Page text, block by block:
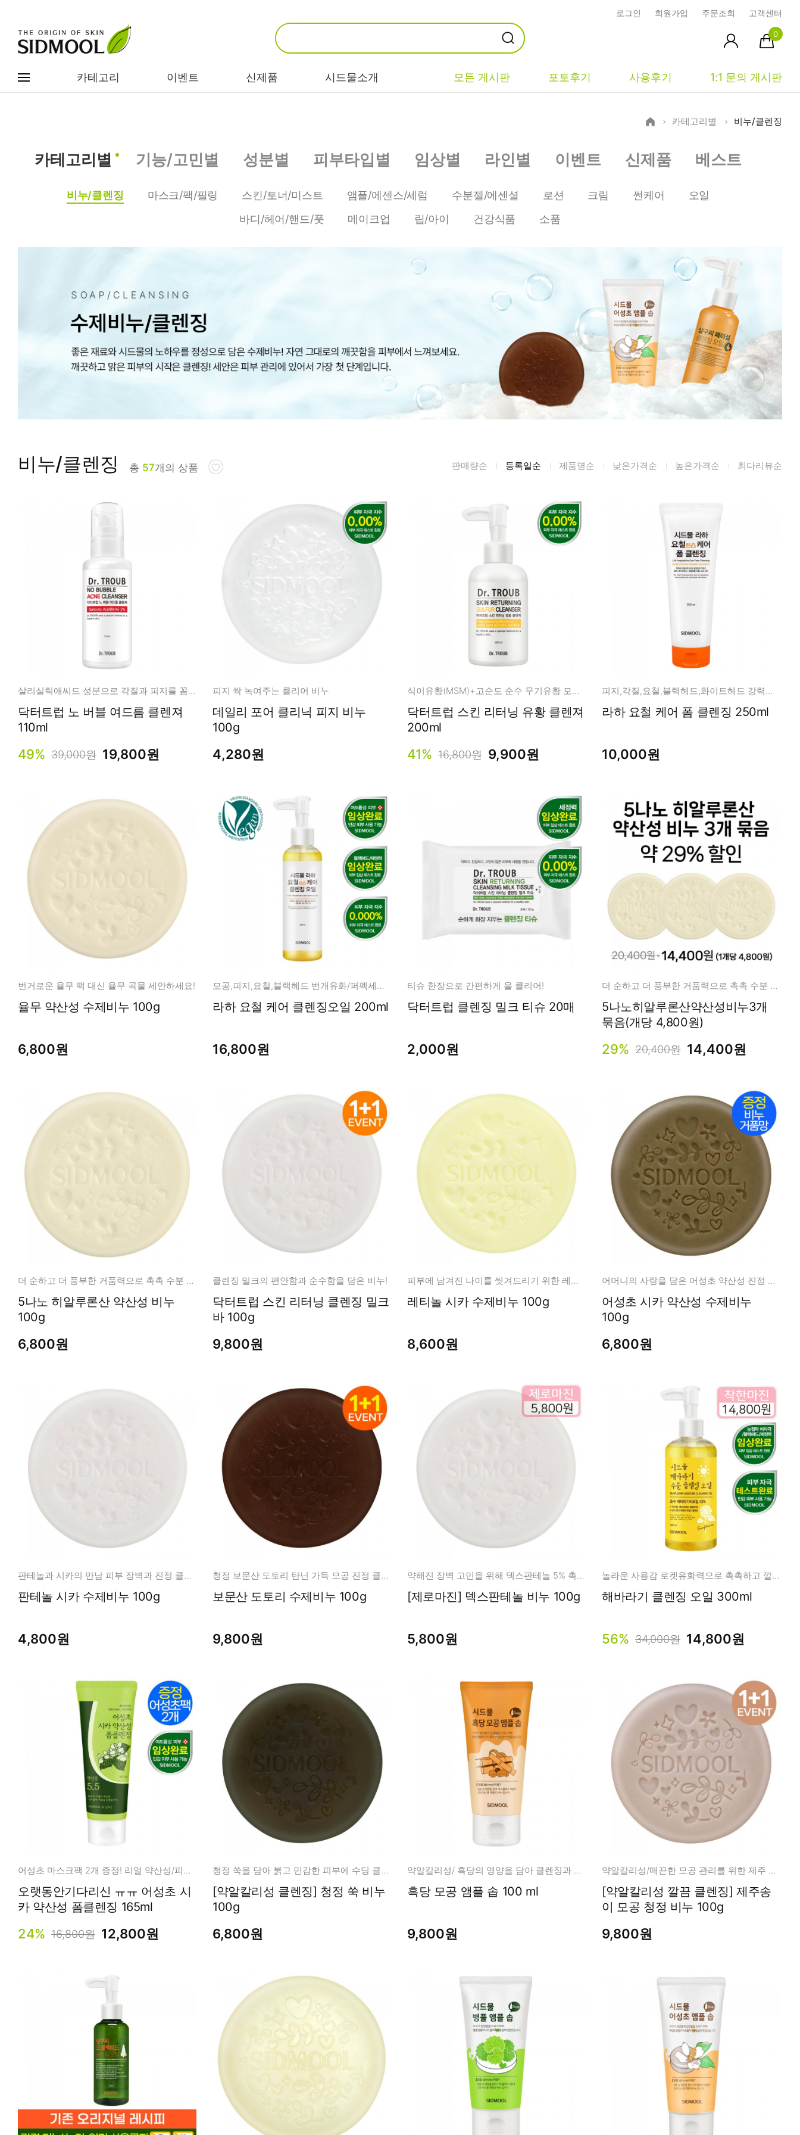
로그인 회원가입 주문조회 고객센터
0
카테고리 이벤트 신제품 시드물소개 모든 게시판 포토후기 사용후기 1:1 문의 게시판
카테고리별
기능/고민별
베스트
이벤트
비누/클렌징
마스크/팩/필링
스킨/토너/미스
트
앰플/에센스/세
썬케어
오일
트러블/시카
민감/건조/속당
미백/화이트닝/
안티에이징/주
장벽케어
무기자차
탈모케어
청소년
남성화장품
내츄럴99
EGF/FGF/IGF
콜라겐
히알루론산
어성초
아하/바하/파하/
라하
징크
세라마이드
글루타치온
트라넥사믹
피디알엔
중성
지성
시사모
상품문의
미생물&방사능
텍스트 사용후기
포토사용 후기
성분사전
해외배송문의
시드물 매니아
카테고리별 비누/클렌징
카테고리별 기능/고민별 성분별 피부타입별 임상별 라인별 이벤트 신제품 베스트
비누/클렌징 마스크/팩/필링 스킨/토너/미스트 앰플/에센스/세럼 수분젤/에센셜 로션 크림 썬케어
오일
바디/헤어/핸드/풋
메이크업 립/아이 건강식품 소품
비누/클렌징 총 57개의 상품 판매량순 등록일순 제품명순 낮은가격순 높은가격순 최다리뷰순
살리실릭애씨드 성분으로 각질과 피지를 꼼꼼히 정돈!
닥터트럽 노 버블 여드름 클렌져
110ml
49% 39,000원 19,800원
피지 싹 녹여주는 클리어 비누
데일리 포어 클리닉 피지 비누
100g
4,280원
식이유황(MSM)+고순도 순수 무기유황 모공 클렌져
닥터트럽 스킨 리터닝 유황 클렌져
200ml
41% 16,800원 9,900원
피지,각질,요철,블랙헤드,화이트헤드 강력하게 올킬!
라하 요철 케어 폼 클렌징 250ml
10,000원
번거로운 율무 팩 대신 율무 곡물 세안하세요!
율무 약산성 수제비누 100g
6,800원
모공,피지,요철,블랙헤드 번개유화/퍼펙세정/데일리사용
라하 요철 케어 클렌징오일 200ml
16,800원
티슈 한장으로 간편하게 올 클리어!
닥터트럽 클렌징 밀크 티슈 20매
2,000원
더 순하고 더 풍부한 거품력으로 촉촉 수분 영양 클렌징!
5나노히알루론산약산성비누3개
묶음(개당 4,800원)
29% 20,400원 14,400원
더 순하고 더 풍부한 거품력으로 촉촉 수분 영양 클렌징!
5나노 히알루론산 약산성 비누
100g
6,800원
클렌징 밀크의 편안함과 순수함을 담은 비누!
닥터트럽 스킨 리터닝 클렌징 밀크
바 100g
9,800원
피부에 남겨진 나이를 씻겨드리기 위한 레티놀시카 비누
레티놀 시카 수제비누 100g
8,600원
어머니의 사랑을 담은 어성초 약산성 진정 클렌징!
어성초 시카 약산성 수제비누
100g
6,800원
판테놀과 시카의 만남 피부 장벽과 진정 클렌징 케어!
판테놀 시카 수제비누 100g
4,800원
청정 보문산 도토리 탄닌 가득 모공 진정 클렌징
보문산 도토리 수제비누 100g
9,800원
약해진 장벽 고민을 위해 덱스판테놀 5% 촉촉 클렌징
[제로마진] 덱스판테놀 비누 100g
5,800원
놀라운 사용감 로켓유화력으로 촉촉하고 깔끔한 클렌징!
해바라기 클렌징 오일 300ml
56% 34,000원 14,800원
어성초 마스크팩 2개 증정! 리얼 약산성/피지/진정/모공
오랫동안기다리신 ㅠㅠ 어성초 시
카 약산성 폼클렌징 165ml
24% 16,800원 12,800원
청정 쑥을 담아 붉고 민감한 피부에 수딩 클렌징!
[약알칼리성 클렌징] 청정 쑥 비누
100g
6,800원
약알칼리성/ 흑당의 영양을 담아 클렌징과 포어 관리를 한번에!
흑당 모공 앰플 솝 100 ml
9,800원
약알칼리성/매끈한 모공 관리를 위한 제주 모공 비누
[약알칼리성 깔끔 클렌징] 제주송
이 모공 청정 비누 100g
9,800원